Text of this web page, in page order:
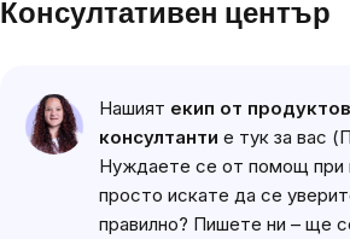
Консултативен център
Нашият екип от
консултанти е тук за вас
Нуждаете се от помощ при
просто искате да се
правилно? Пишете ни – ще